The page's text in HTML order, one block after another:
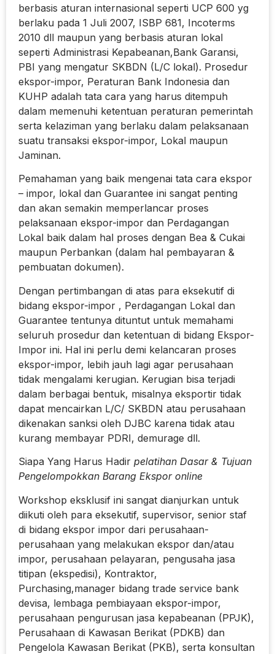
berbasis aturan internasional seperti UCP 600 yg
berlaku pada 1 Juli 2007, ISBP 681, Incoterms
2010 dll maupun yang berbasis aturan lokal
seperti Administrasi Kepabeanan,Bank Garansi,
PBI yang mengatur SKBDN (L/C lokal). Prosedur
ekspor-impor, Peraturan Bank Indonesia dan
KUHP adalah tata cara yang harus ditempuh
dalam memenuhi ketentuan peraturan pemerintah
serta kelaziman yang berlaku dalam pelaksanaan
suatu transaksi ekspor-impor, Lokal maupun
Jaminan.
Pemahaman yang baik mengenai tata cara ekspor
– impor, lokal dan Guarantee ini sangat penting
dan akan semakin memperlancar proses
pelaksanaan ekspor-impor dan Perdagangan
Lokal baik dalam hal proses dengan Bea & Cukai
maupun Perbankan (dalam hal pembayaran &
pembuatan dokumen).
Dengan pertimbangan di atas para eksekutif di
bidang ekspor-impor , Perdagangan Lokal dan
Guarantee tentunya dituntut untuk memahami
seluruh prosedur dan ketentuan di bidang Ekspor-
Impor ini. Hal ini perlu demi kelancaran proses
ekspor-impor, lebih jauh lagi agar perusahaan
tidak mengalami kerugian. Kerugian bisa terjadi
dalam berbagai bentuk, misalnya eksportir tidak
dapat mencairkan L/C/ SKBDN atau perusahaan
dikenakan sanksi oleh DJBC karena tidak atau
kurang membayar PDRI, demurage dll.
Siapa Yang Harus Hadir pelatihan Dasar & Tujuan
Pengelompokkan Barang Ekspor online
Workshop eksklusif ini sangat dianjurkan untuk
diikuti oleh para eksekutif, supervisor, senior staf
di bidang ekspor impor dari perusahaan-
perusahaan yang melakukan ekspor dan/atau
impor, perusahaan pelayaran, pengusaha jasa
titipan (ekspedisi), Kontraktor,
Purchasing,manager bidang trade service bank
devisa, lembaga pembiayaan ekspor-impor,
perusahaan pengurusan jasa kepabeanan (PPJK),
Perusahaan di Kawasan Berikat (PDKB) dan
Pengelola Kawasan Berikat (PKB), serta konsultan